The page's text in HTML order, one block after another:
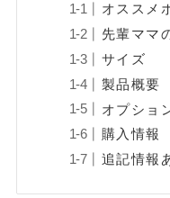
オススメ
先輩ママ
サイズ
製品概要
オプショ
購入情報
追記情報